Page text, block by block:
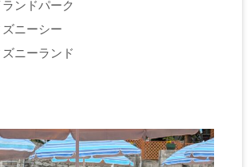
ンドパーク
ニーシー
ニーランド